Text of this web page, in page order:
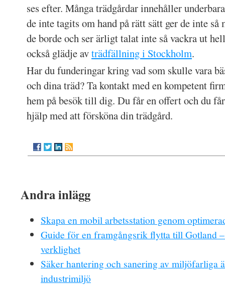
ses efter. Många trädgårdar innehåller
de inte tagits om hand på rätt sätt ger de inte
de borde och ser ärligt talat inte så vackra ut
också glädje avträdfällning i Stockholm.
Har du funderingar kring vad som skulle vara
och dina träd? Ta kontakt med en kompetent
hem på besök till dig. Du får en offert och du
hjälp med att försköna din trädgård.
Andra inlägg
Skapa en mobil arbetsstation genom
Guide för en framgångsrik flytta till Gotland
verklighet
Säker hantering och sanering av miljöfarliga
industrimiljö